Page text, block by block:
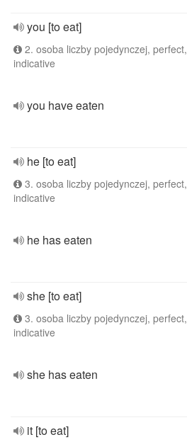
you [to eat]
2. osoba liczby pojedynczej, perfect,
indicative
you have eaten
he [to eat]
3. osoba liczby pojedynczej, perfect,
indicative
he has eaten
she [to eat]
3. osoba liczby pojedynczej, perfect,
indicative
she has eaten
it [to eat]